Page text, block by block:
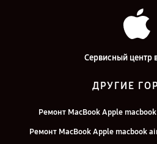
Сервисный центр
ДРУГИЕ
Ремонт MacBook Apple
Ремонт MacBook Apple macbook